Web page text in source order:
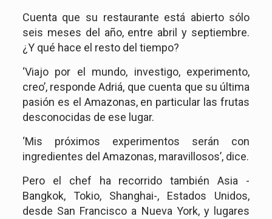
Cuenta que su restaurante está abierto sólo
seis meses del año, entre abril y septiembre.
¿Y qué hace el resto del tiempo?
‘Viajo por el mundo, investigo, experimento,
creo’, responde Adriá, que cuenta que su última
pasión es el Amazonas, en particular las frutas
desconocidas de ese lugar.
‘Mis próximos experimentos serán con
ingredientes del Amazonas, maravillosos’, dice.
Pero el chef ha recorrido también Asia -
Bangkok, Tokio, Shanghai-, Estados Unidos,
desde San Francisco a Nueva York, y lugares